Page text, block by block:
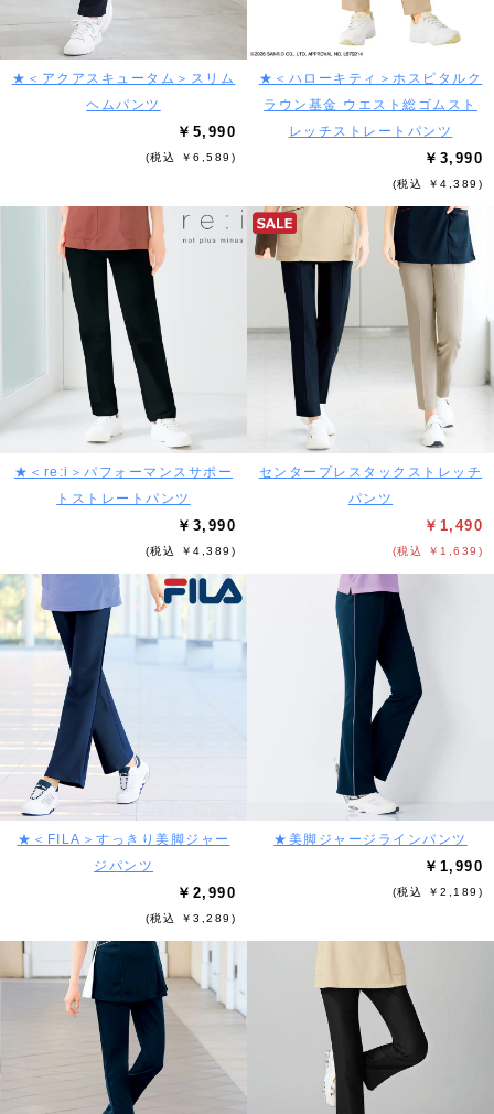
★＜アクアスキュータム＞スリム
ヘムパンツ
￥5,990
(税込 ￥6,589)
★＜ハローキティ＞ホスピタルク
ラウン基金 ウエスト総ゴムスト
レッチストレートパンツ
￥3,990
(税込 ￥4,389)
★＜re:i＞パフォーマンスサポー
トストレートパンツ
￥3,990
(税込 ￥4,389)
センタープレスタックストレッチ
パンツ
￥1,490
(税込 ￥1,639)
★＜FILA＞すっきり美脚ジャー
ジパンツ
￥2,990
(税込 ￥3,289)
★美脚ジャージラインパンツ
￥1,990
(税込 ￥2,189)